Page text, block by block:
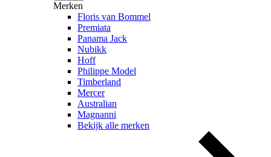
Merken
Floris van Bommel
Premiata
Panama Jack
Nubikk
Hoff
Philippe Model
Timberland
Mercer
Australian
Magnanni
Bekijk alle merken